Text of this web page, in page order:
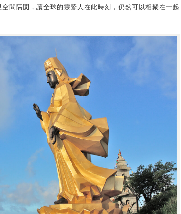
間隔閡，讓全球的靈鷲人在此時刻，仍然可以相聚在一起